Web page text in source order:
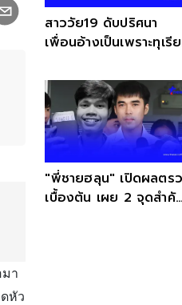
า
หัว
สาววัย19 ดับปริศนา
เพื่อนอ้างเป็นเพราะทุเรี
"พี่ชายฮลุน" เปิดผลตร
เบื้องต้น เผย 2 จุดสำคัญ